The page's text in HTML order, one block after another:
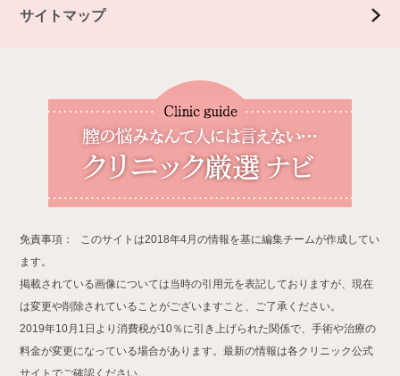
サイトマップ
免責事項：
このサイトは2018年4月の情報を基に編集チームが作成してい
ます。
掲載されている画像については当時の引用元を表記しておりますが、現在
は変更や削除されていることがございますこと、ご了承ください。
2019年10月1日より消費税が10％に引き上げられた関係で、手術や治療の
料金が変更になっている場合があります。最新の情報は各クリニック公式